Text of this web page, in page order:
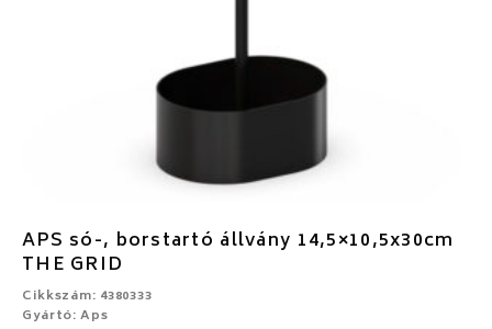
APS só-, borstartó állvány 14,5×10,5x30cm
THE GRID
Cikkszám: 4380333
Gyártó: Aps